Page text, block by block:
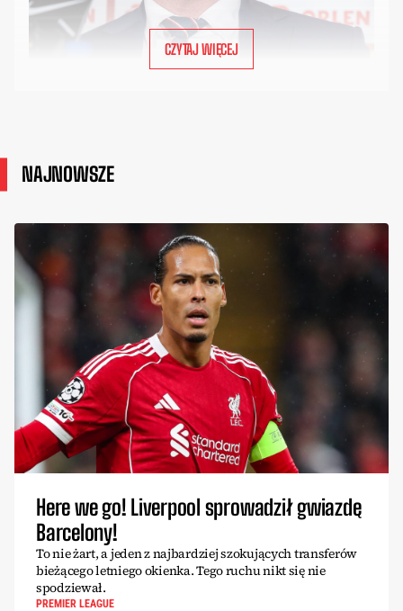
CZYTAJ WIĘCEJ
NAJNOWSZE
Here we go! Liverpool sprowadził gwiazdę
Barcelony!
To nie żart, a jeden z najbardziej szokujących transferów
bieżącego letniego okienka. Tego ruchu nikt się nie
spodziewał.
PREMIER LEAGUE